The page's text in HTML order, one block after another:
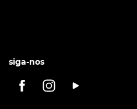
siga-nos